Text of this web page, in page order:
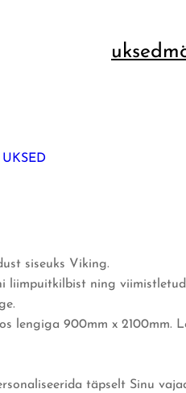
uksed
siseuks Viking.
liimpuitkilbist ning viimistletud
lengiga 900mm x 2100mm.
täpselt Sinu